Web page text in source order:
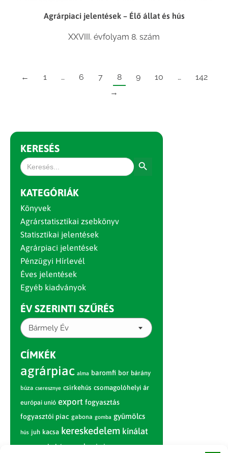
Agrárpiaci jelentések – Élő állat és hús
XXVIII. évfolyam 8. szám
← 1 … 6 7 8 9 10 …
142
→
KERESÉS
Search
for:
KATEGÓRIÁK
Könyvek
Agrárstatisztikai zsebkönyv
Statisztikai jelentések
Agrárpiaci jelentések
Pénzügyi Hírlevél
Éves jelentések
Egyéb kiadványok
ÉV SZERINTI SZŰRÉS
Bármely Év
CÍMKÉK
agrárpiac alma baromfi bor bárány
búza cseresznye csirkehús csomagolóhelyi ár
európai unió export fogyasztás
fogyasztói piac gabona gomba gyümölcs
hús juh kacsa kereskedelem kínálat
körte marhahús nagybani piac narancs